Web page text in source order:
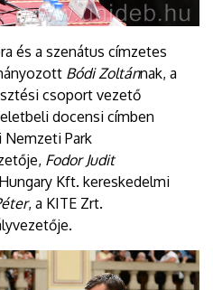
és a szenátus címzetes
Bódi Zoltánnak, a
csoport vezető
docensi címben
Nemzeti Park
Fodor Judit
Kft. kereskedelmi
, a KITE Zrt.